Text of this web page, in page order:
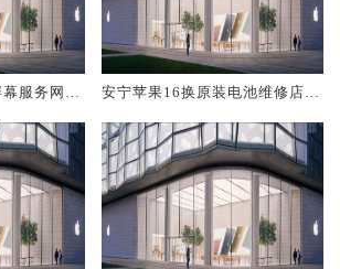
服务网点
安宁苹果16换原装电池维修店大